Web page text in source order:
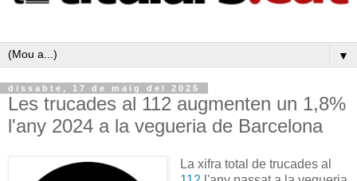
▼
dissabte, 17 de maig del 2025
Les trucades al 112 augmenten un 1,8%
l'any 2024 a la vegueria de Barcelona
La xifra total de trucades al